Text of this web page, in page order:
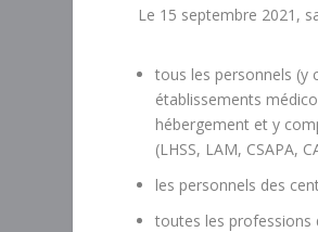
Le 15 septembre 2021,
tous les personnels (y
établissements
hébergement et y
(LHSS, LAM, CSAPA,
les personnels des
toutes les professions